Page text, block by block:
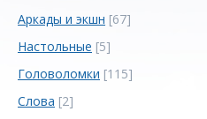
Аркады и экшн [67]
Настольные [5]
Головоломки [115]
Слова [2]